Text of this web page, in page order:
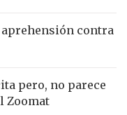
contra
pero, no parece
Zoomat